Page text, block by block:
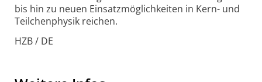
bis hin zu neuen Einsatz­möglichkeiten in Kern- und
Teilchenphysik reichen.
HZB / DE